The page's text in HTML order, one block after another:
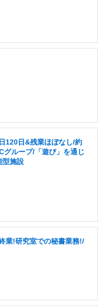
120日&残業ほぼなし/約
グループ/「遊び」を通じ
型施設
業!研究室での秘書業務!/